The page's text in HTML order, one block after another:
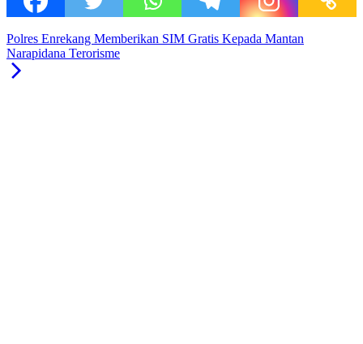
Polres Enrekang Memberikan SIM Gratis Kepada Mantan
Narapidana Terorisme